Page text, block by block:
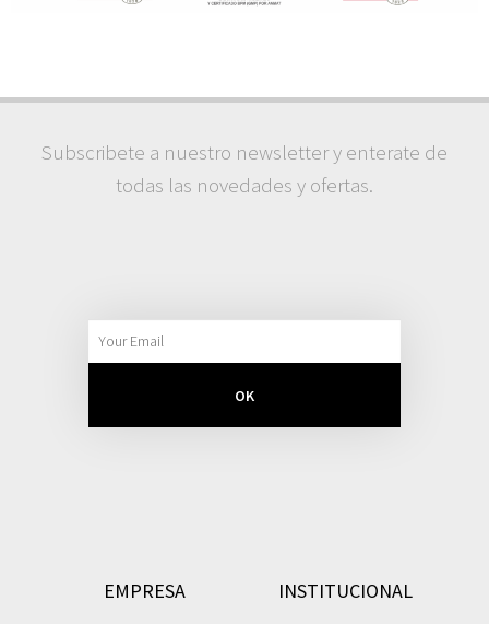
Subscribete a nuestro newsletter y enterate de
todas las novedades y ofertas.
OK
EMPRESA INSTITUCIONAL